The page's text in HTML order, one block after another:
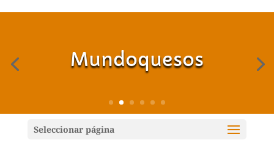
Mundoquesos
Seleccionar página